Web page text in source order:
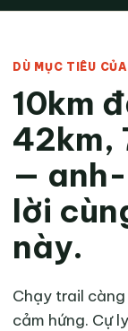
DÙ MỤC TIÊU
10km
42km,
—
lời
này.
Chạy trail
cảm hứng. Cự